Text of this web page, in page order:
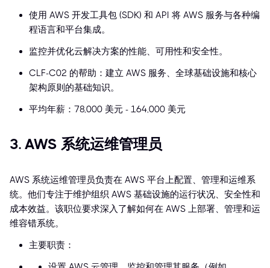
使用 AWS 开发工具包 (SDK) 和 API 将 AWS 服务与各种编
程语言和平台集成。
监控并优化云解决方案的性能、可用性和安全性。
CLF-C02 的帮助：建立 AWS 服务、全球基础设施和核心
架构原则的基础知识。
平均年薪：78,000 美元 - 164,000 美元
3. AWS 系统运维管理员
AWS 系统运维管理员负责在 AWS 平台上配置、管理和运维系
统。他们专注于维护组织 AWS 基础设施的运行状况、安全性和
成本效益。该职位要求深入了解如何在 AWS 上部署、管理和运
维容错系统。
主要职责：